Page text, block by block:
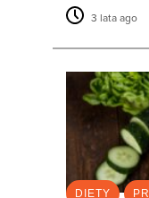
3 lata ago
DIETY